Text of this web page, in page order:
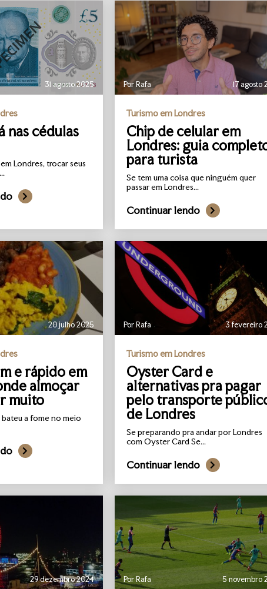
31 agosto 2025
nas cédulas
Londres, trocar seus
Por Rafa 17 agosto
Turismo em Londres
Chip de celular em
Londres: guia
para turista
Se tem uma coisa que ninguém quer
passar em Londres...
Continuar lendo
20 julho 2025
e rápido em
almoçar
muito
bateu a fome no meio
Por Rafa 3 fevereiro
Turismo em Londres
Oyster Card e
alternativas pra pagar
pelo transporte
de Londres
Se preparando pra andar por Londres
com Oyster Card Se...
Continuar lendo
29 dezembro 2024 Por Rafa 5 novembro